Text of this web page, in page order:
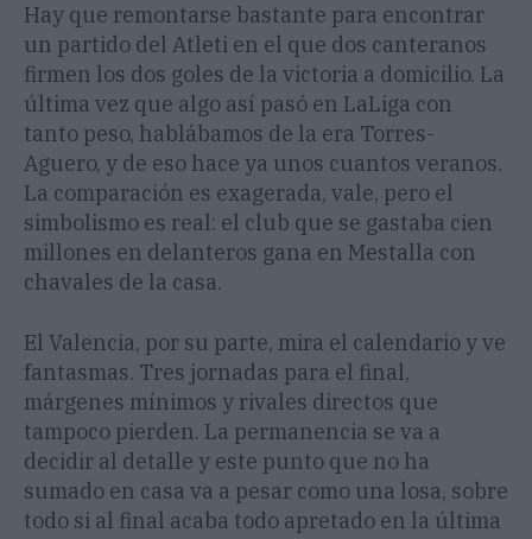
Hay que remontarse bastante para encontrar
un partido del Atleti en el que dos canteranos
firmen los dos goles de la victoria a domicilio. La
última vez que algo así pasó en LaLiga con
tanto peso, hablábamos de la era Torres-
Aguero, y de eso hace ya unos cuantos veranos.
La comparación es exagerada, vale, pero el
simbolismo es real: el club que se gastaba cien
millones en delanteros gana en Mestalla con
chavales de la casa.
El Valencia, por su parte, mira el calendario y ve
fantasmas. Tres jornadas para el final,
márgenes mínimos y rivales directos que
tampoco pierden. La permanencia se va a
decidir al detalle y este punto que no ha
sumado en casa va a pesar como una losa, sobre
todo si al final acaba todo apretado en la última